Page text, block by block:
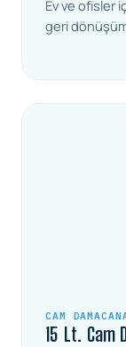
Ev ve ofisler
geri
CAM
15 Lt. Cam